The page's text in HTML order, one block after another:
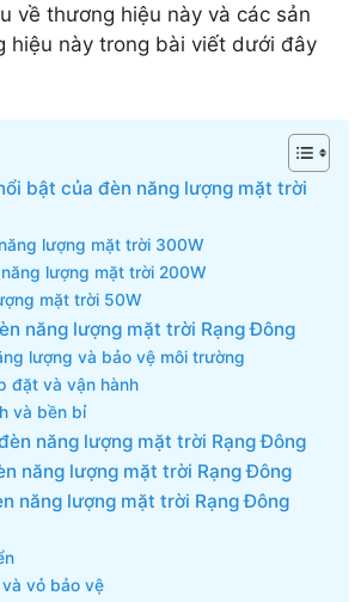
về thương hiệu này và các sản
hiệu này trong bài viết dưới đây
bật của đèn năng lượng mặt trời
lượng mặt trời 300W
lượng mặt trời 200W
mặt trời 50W
năng lượng mặt trời Rạng Đông
lượng và bảo vệ môi trường
đặt và vận hành
và bền bỉ
năng lượng mặt trời Rạng Đông
năng lượng mặt trời Rạng Đông
năng lượng mặt trời Rạng Đông
vỏ bảo vệ